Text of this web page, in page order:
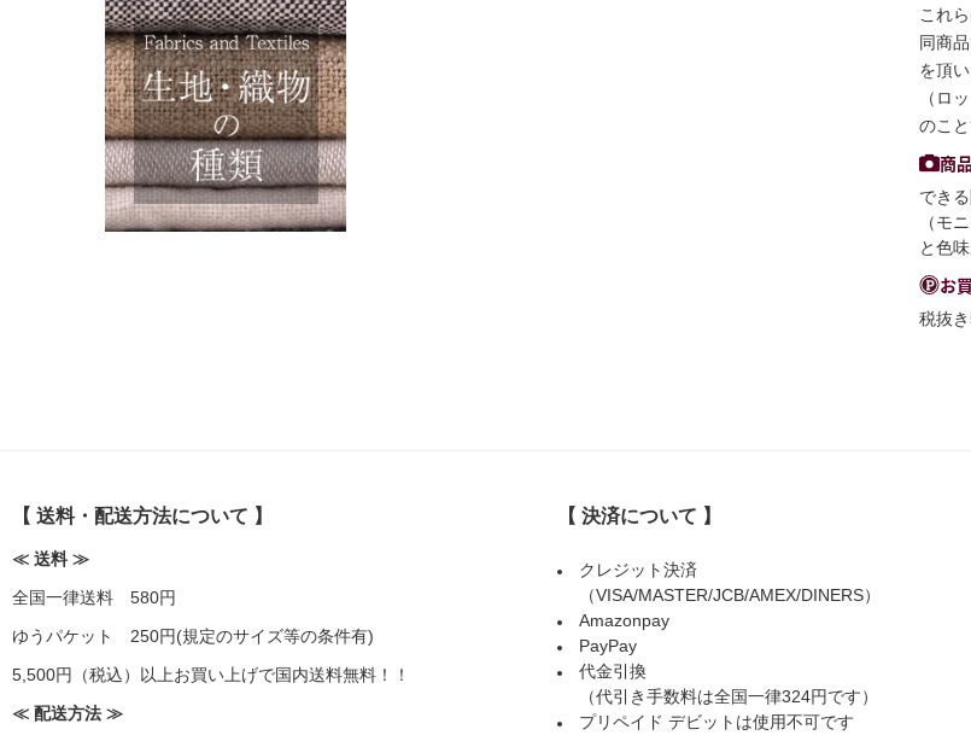
これ
同商
を頂
（ロ
のこと
商
でき
（モ
と色
お
税抜
【 送料・配送方法について 】
≪ 送料 ≫
全国一律送料 580円
ゆうパケット 250円(規定のサイズ等の条件有)
5,500円（税込）以上お買い上げで国内送料無料！！
≪ 配送方法 ≫
【 決済について 】
クレジット決済
（VISA/MASTER/JCB/AMEX/DINERS）
Amazonpay
PayPay
代金引換
（代引き手数料は全国一律324円です）
プリペイド デビットは使用不可です